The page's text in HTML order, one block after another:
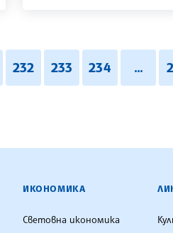
232 233 234 ...
ИКОНОМИКА
Световна икономика